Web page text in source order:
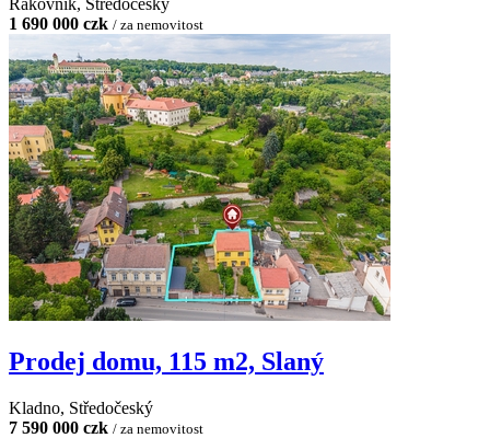
1 690 000 czk / za nemovitost
Prodej domu, 115 m2, Slaný
Kladno, Středočeský
7 590 000 czk / za nemovitost